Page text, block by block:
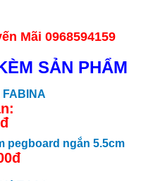
Mãi 0968594159
SẢN PHẨM
pegboard ngắn 5.5cm